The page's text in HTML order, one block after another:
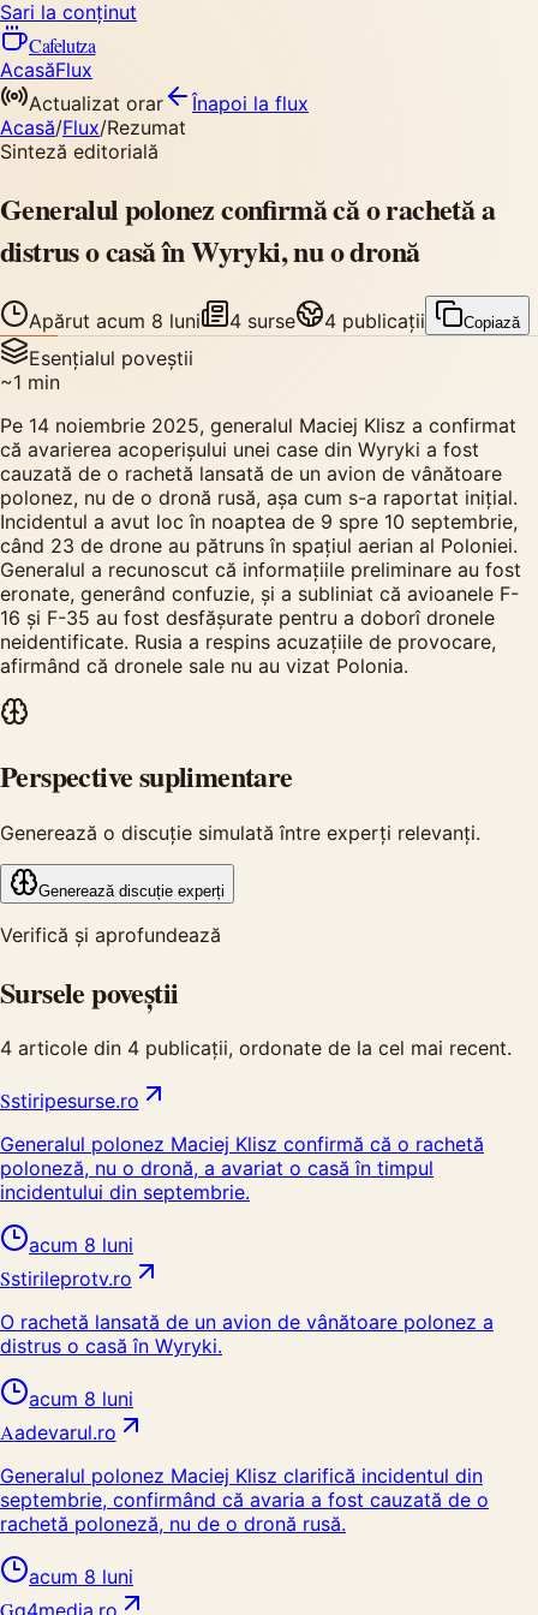
Sari la conținut
Cafelutza
AcasăFlux
Actualizat orar
Înapoi la flux
Acasă/Flux/Rezumat
Sinteză editorială
Generalul polonez confirmă că o rachetă a
distrus o casă în Wyryki, nu o dronă
Apărut acum 8 luni 4 surse 4 publicații Copiază
Esențialul poveștii
~1 min
Pe 14 noiembrie 2025, generalul Maciej Klisz a confirmat
că avarierea acoperișului unei case din Wyryki a fost
cauzată de o rachetă lansată de un avion de vânătoare
polonez, nu de o dronă rusă, așa cum s-a raportat inițial.
Incidentul a avut loc în noaptea de 9 spre 10 septembrie,
când 23 de drone au pătruns în spațiul aerian al Poloniei.
Generalul a recunoscut că informațiile preliminare au fost
eronate, generând confuzie, și a subliniat că avioanele F-
16 și F-35 au fost desfășurate pentru a doborî dronele
neidentificate. Rusia a respins acuzațiile de provocare,
afirmând că dronele sale nu au vizat Polonia.
Perspective suplimentare
Generează o discuție simulată între experți relevanți.
Generează discuție experți
Verifică și aprofundează
Sursele poveștii
4 articole din 4 publicații, ordonate de la cel mai recent.
Sstiripesurse.ro
Generalul polonez Maciej Klisz confirmă că o rachetă
poloneză, nu o dronă, a avariat o casă în timpul
incidentului din septembrie.
acum 8 luni
Sstirileprotv.ro
O rachetă lansată de un avion de vânătoare polonez a
distrus o casă în Wyryki.
acum 8 luni
Aadevarul.ro
Generalul polonez Maciej Klisz clarifică incidentul din
septembrie, confirmând că avaria a fost cauzată de o
rachetă poloneză, nu de o dronă rusă.
acum 8 luni